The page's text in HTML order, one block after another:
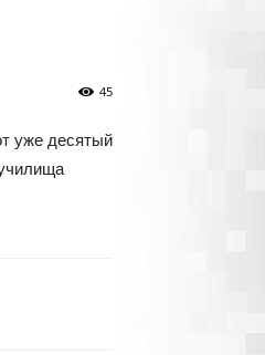
45
уже десятый